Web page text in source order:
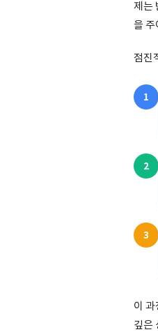
제는
을 주
점진
1
2
3
이
깊은